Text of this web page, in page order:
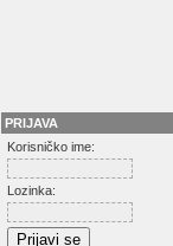
PRIJAVA
Korisničko ime:
Lozinka: